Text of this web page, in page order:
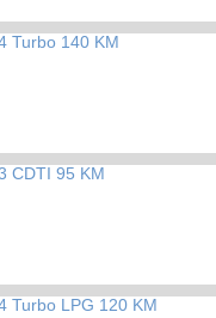
Turbo 140 KM
CDTI 95 KM
Turbo LPG 120 KM